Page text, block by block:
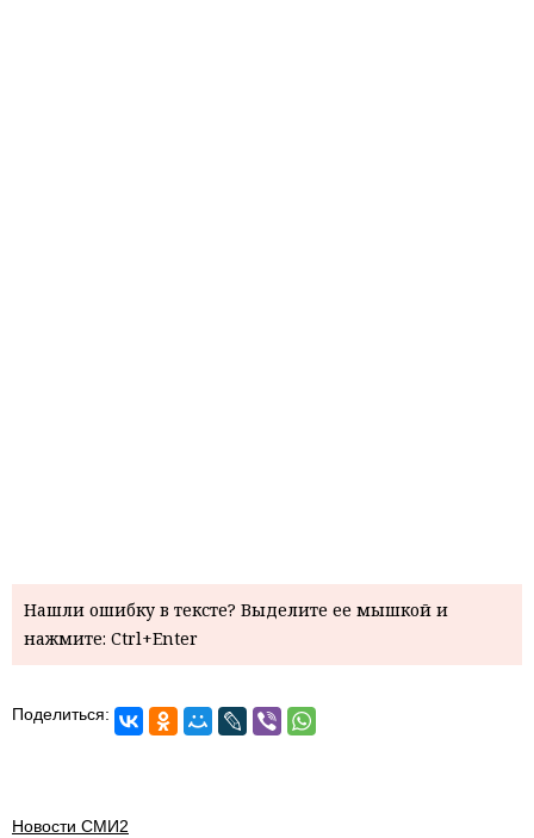
Нашли ошибку в тексте? Выделите ее мышкой и
нажмите: Ctrl+Enter
Поделиться:
Новости СМИ2